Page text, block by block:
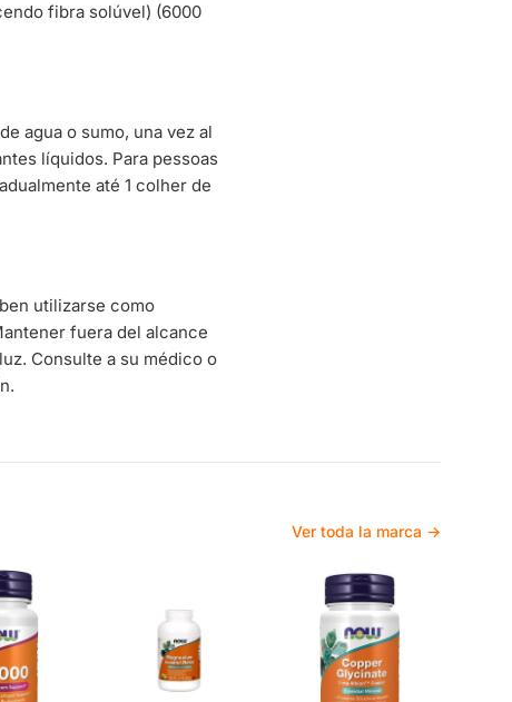
fibra solúvel) (6000
agua o sumo, una vez al
líquidos. Para pessoas
até 1 colher de
utilizarse como
fuera del alcance
Consulte a su médico o
Ver toda la marca →